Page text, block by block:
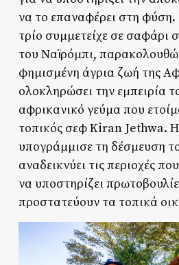
να το επαναφέρει στη φύση.
τρίο συμμετείχε σε σαφάρι
του Ναϊρόμπι,
φημισμένη άγρια ζωή της
ολοκληρώσει την εμπειρία
αφρικανικό γεύμα που
τοπικός σεφ Kiran Jethwa.
υπογράμμισε τη δέσμευση
αναδεικνύει τις περιοχές
να υποστηρίζει
προστατεύουν τα τοπικά